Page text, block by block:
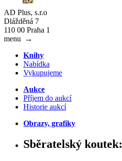
AD Plus, s.r.o
Dlážděná 7
110 00 Praha 1
menu
→
Knihy
Nabídka
Vykupujeme
Aukce
Příjem do aukcí
Historie aukcí
Obrazy, grafiky
Sběratelský koutek: